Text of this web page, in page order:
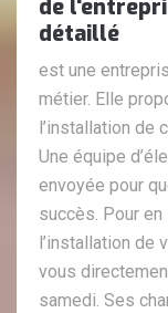
de
détaillé
est une
métier. Elle
l’installation de
Une équipe
envoyée pour
succès. Pour
l’installation de
vous
samedi. Ses